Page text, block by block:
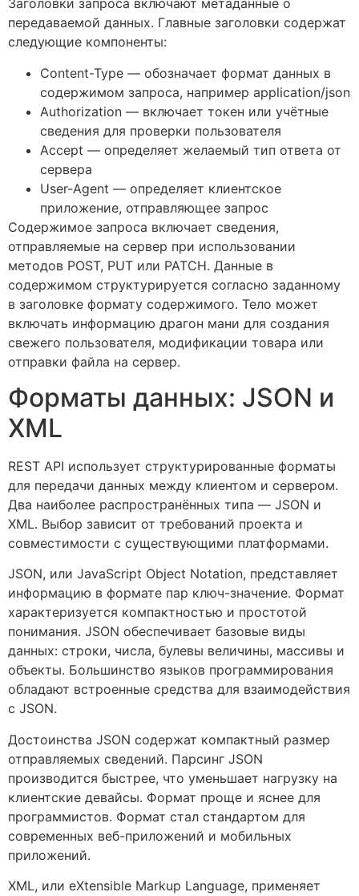
Заголовки запроса включают метаданные о
передаваемой данных. Главные заголовки содержат
следующие компоненты:
Content-Type — обозначает формат данных в
содержимом запроса, например application/json
Authorization — включает токен или учётные
сведения для проверки пользователя
Accept — определяет желаемый тип ответа от
сервера
User-Agent — определяет клиентское
приложение, отправляющее запрос
Содержимое запроса включает сведения,
отправляемые на сервер при использовании
методов POST, PUT или PATCH. Данные в
содержимом структурируется согласно заданному
в заголовке формату содержимого. Тело может
включать информацию драгон мани для создания
свежего пользователя, модификации товара или
отправки файла на сервер.
Форматы данных: JSON и
XML
REST API использует структурированные форматы
для передачи данных между клиентом и сервером.
Два наиболее распространённых типа — JSON и
XML. Выбор зависит от требований проекта и
совместимости с существующими платформами.
JSON, или JavaScript Object Notation, представляет
информацию в формате пар ключ-значение. Формат
характеризуется компактностью и простотой
понимания. JSON обеспечивает базовые виды
данных: строки, числа, булевы величины, массивы и
объекты. Большинство языков программирования
обладают встроенные средства для взаимодействия
с JSON.
Достоинства JSON содержат компактный размер
отправляемых сведений. Парсинг JSON
производится быстрее, что уменьшает нагрузку на
клиентские девайсы. Формат проще и яснее для
программистов. Формат стал стандартом для
современных веб-приложений и мобильных
приложений.
XML, или eXtensible Markup Language, применяет